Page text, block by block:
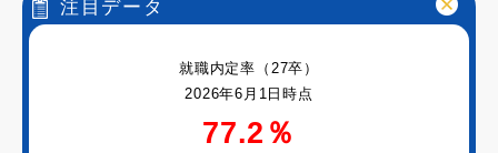
注目データ
就職内定率（27卒）
2026年6月1日時点
77.2％